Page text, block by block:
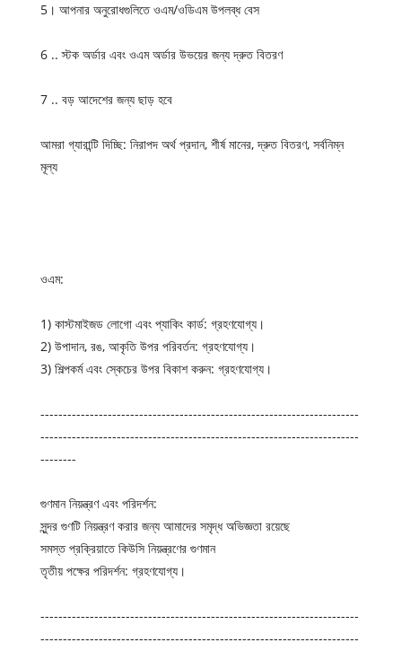
5। আপনার অনুরোধগুলিতে ওএম/ওডিএম উপলব্ধ বেস
6 .. স্টক অর্ডার এবং ওএম অর্ডার উভয়ের জন্য দ্রুত বিতরণ
7 .. বড় আদেশের জন্য ছাড় হবে
আমরা গ্যারান্টি দিচ্ছি: নিরাপদ অর্থ প্রদান, শীর্ষ মানের, দ্রুত বিতরণ, সর্বনিম্ন
মূল্য
ওএম:
1) কাস্টমাইজড লোগো এবং প্যাকিং কার্ড: গ্রহণযোগ্য।
2) উপাদান, রঙ, আকৃতি উপর পরিবর্তন: গ্রহণযোগ্য।
3) শিল্পকর্ম এবং স্কেচের উপর বিকাশ করুন: গ্রহণযোগ্য।
-----------------------------------------------------------------------
-----------------------------------------------------------------------
--------
গুণমান নিয়ন্ত্রণ এবং পরিদর্শন:
সুন্দর গুণটি নিয়ন্ত্রণ করার জন্য আমাদের সমৃদ্ধ অভিজ্ঞতা রয়েছে
সমস্ত প্রক্রিয়াতে কিউসি নিয়ন্ত্রণের গুণমান
তৃতীয় পক্ষের পরিদর্শন: গ্রহণযোগ্য।
-----------------------------------------------------------------------
-----------------------------------------------------------------------